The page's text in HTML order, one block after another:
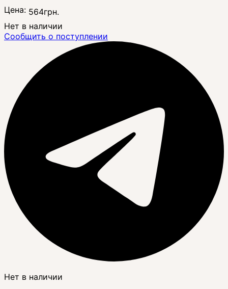
Цена: 564грн.
Нет в наличии
Сообщить о поступлении
Нет в наличии